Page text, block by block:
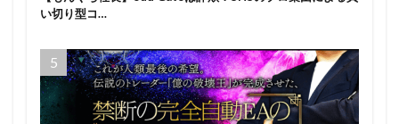
い切り型コ…